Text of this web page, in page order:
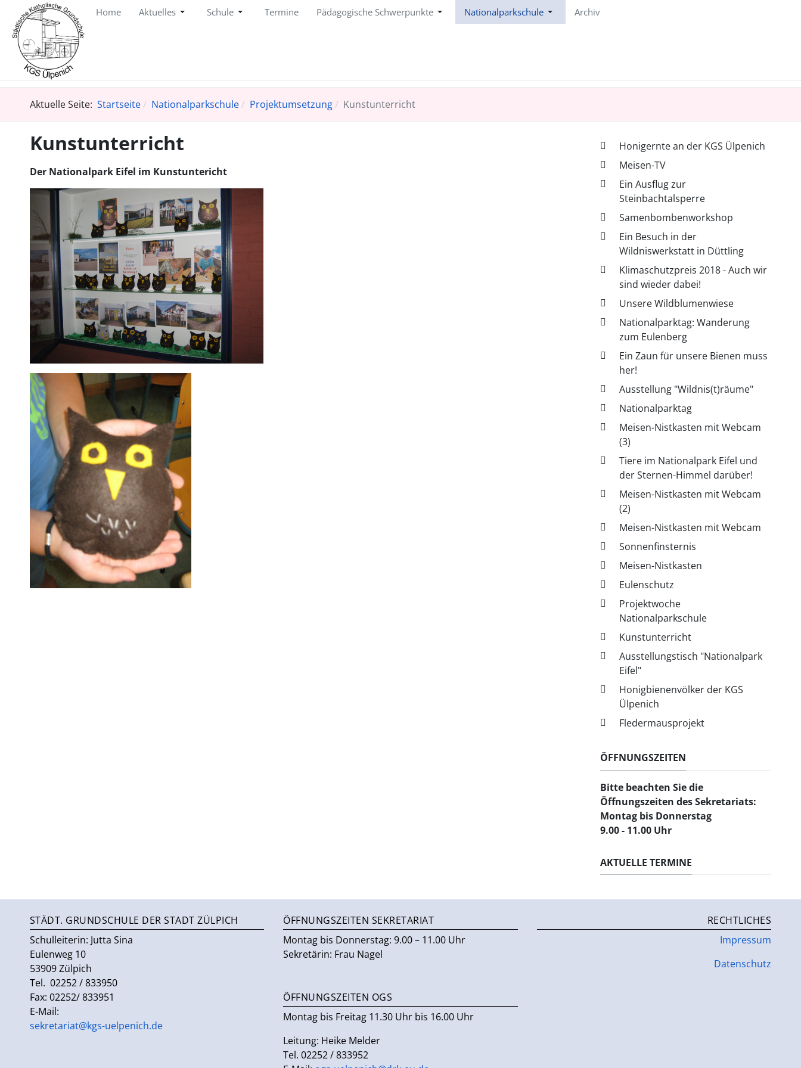
Home Aktuelles Schule Termine Pädagogische Schwerpunkte Nationalparkschule Archiv
Aktuelle Seite: Startseite Nationalparkschule Projektumsetzung Kunstunterricht
Kunstunterricht
Der Nationalpark Eifel im Kunstuntericht
Honigernte an der KGS Ülpenich
Meisen-TV
Ein Ausflug zur
Steinbachtalsperre
Samenbombenworkshop
Ein Besuch in der
Wildniswerkstatt in Düttling
Klimaschutzpreis 2018 - Auch wir
sind wieder dabei!
Unsere Wildblumenwiese
Nationalparktag: Wanderung
zum Eulenberg
Ein Zaun für unsere Bienen muss
her!
Ausstellung "Wildnis(t)räume"
Nationalparktag
Meisen-Nistkasten mit Webcam
(3)
Tiere im Nationalpark Eifel und
der Sternen-Himmel darüber!
Meisen-Nistkasten mit Webcam
(2)
Meisen-Nistkasten mit Webcam
Sonnenfinsternis
Meisen-Nistkasten
Eulenschutz
Projektwoche
Nationalparkschule
Kunstunterricht
Ausstellungstisch "Nationalpark
Eifel"
Honigbienenvölker der KGS
Ülpenich
Fledermausprojekt
ÖFFNUNGSZEITEN
Bitte beachten Siedie
Öffnungszeiten des Sekretariats:
Montag bis Donnerstag
9.00 - 11.00 Uhr
AKTUELLE TERMINE
STÄDT. GRUNDSCHULE DER STADT ZÜLPICH
Schulleiterin: Jutta Sina
Eulenweg 10
53909 Zülpich
Tel. 02252 / 833950
Fax: 02252/ 833951
E-Mail:
sekretariat@kgs-uelpenich.de
ÖFFNUNGSZEITEN SEKRETARIAT
Montag bis Donnerstag: 9.00 – 11.00 Uhr
Sekretärin: Frau Nagel
ÖFFNUNGSZEITEN OGS
Montag bis Freitag 11.30 Uhr bis 16.00 Uhr
Leitung: Heike Melder
Tel. 02252 / 833952
RECHTLICHES
Impressum
Datenschutz